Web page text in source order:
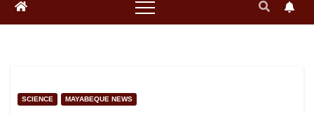
SCIENCE MAYABEQUE NEWS